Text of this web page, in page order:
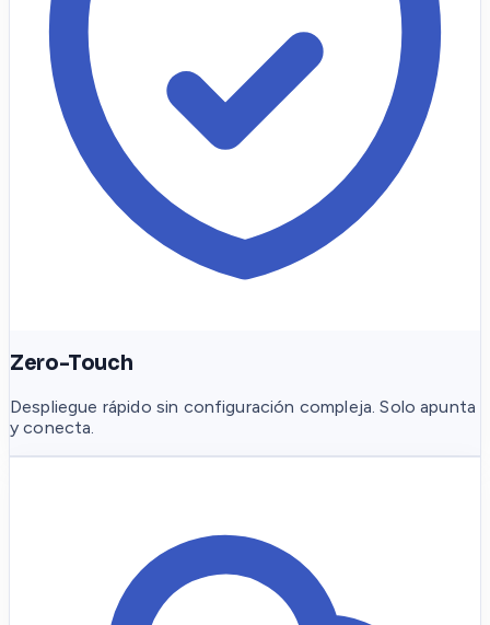
Zero-Touch
Despliegue rápido sin configuración compleja. Solo apunta
y conecta.